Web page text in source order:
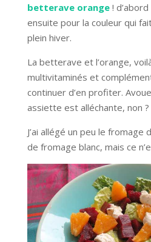
betterave orange!
ensuite pour la couleur qui
plein hiver.
La betterave et l’orange,
multivitaminés et
continuer d’en profiter.
assiette est alléchante, non ?
J’ai allégé un peu le fromage
de fromage blanc, mais ce